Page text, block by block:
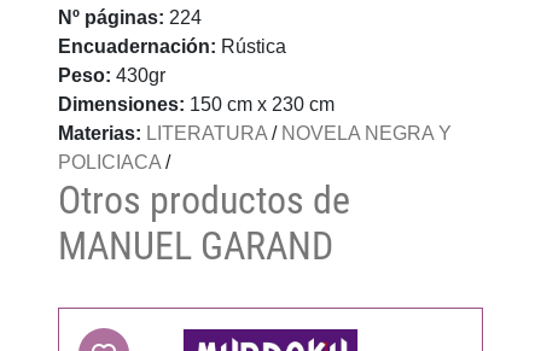
Nº páginas: 224
Encuadernación: Rústica
Peso: 430gr
Dimensiones: 150 cm x 230 cm
Materias: LITERATURA / NOVELA NEGRA Y
POLICIACA /
Otros productos de
MANUEL GARAND